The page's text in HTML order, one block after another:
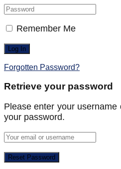
Remember Me
Forgotten Password?
Retrieve your password
Please enter your
your password.